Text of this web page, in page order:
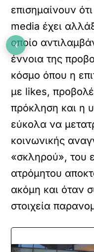
επισημαίνουν
media έχει
οποίο
έννοια της
κόσμο όπου η
με likes,
πρόκληση και η
εύκολα να
κοινωνικής
«σκληρού», του
ατρόμητου
ακόμη και όταν
στοιχεία
‹